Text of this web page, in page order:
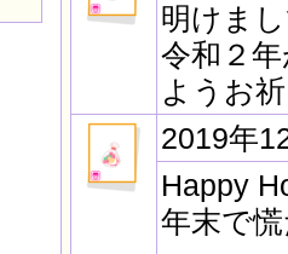
明けま
令和２
ようお
2019年
Happy
年末で